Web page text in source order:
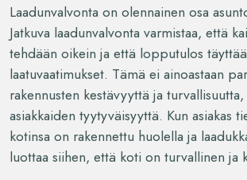
Laadunvalvonta on olennainen osa
Jatkuva laadunvalvonta varmistaa, että
tehdään oikein ja että lopputulos
laatuvaatimukset. Tämä ei ainoastaan
rakennusten kestävyyttä ja
asiakkaiden tyytyväisyyttä. Kun asiakas
kotinsa on rakennettu huolella ja
luottaa siihen, että koti on turvallinen ja